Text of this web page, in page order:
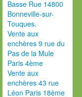
Basse Rue 14800
Bonneville-sur-
Touques.
Vente aux
enchères 9 rue du
Pas de la Mule
Paris 4ème
Vente aux
enchères 43 rue
Léon Paris 18ème